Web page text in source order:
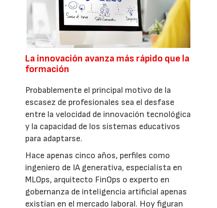
La innovación avanza más rápido que la
formación
Probablemente el principal motivo de la
escasez de profesionales sea el desfase
entre la velocidad de innovación tecnológica
y la capacidad de los sistemas educativos
para adaptarse.
Hace apenas cinco años, perfiles como
ingeniero de IA generativa, especialista en
MLOps, arquitecto FinOps o experto en
gobernanza de inteligencia artificial apenas
existían en el mercado laboral. Hoy figuran